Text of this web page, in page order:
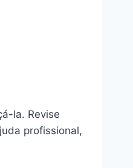
la. Revise
profissional,